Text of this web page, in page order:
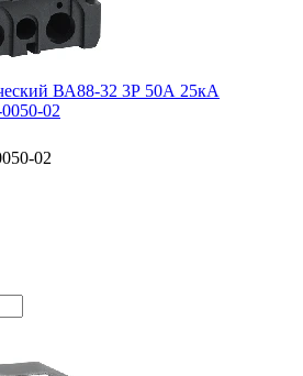
ВА88-32 3Р 50А 25кА
02
02